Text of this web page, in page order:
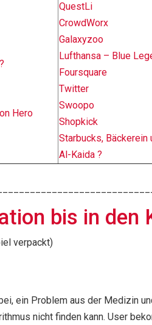
Hero
QuestLi
CrowdWorx
Galaxyzoo
Lufthansa – Blue
Foursquare
Twitter
Swoopo
Shopkick
Starbucks, Bäckerein
Al-Kaida ?
bis in den
verpackt)
ein Problem aus der Medizin
nicht finden kann. User